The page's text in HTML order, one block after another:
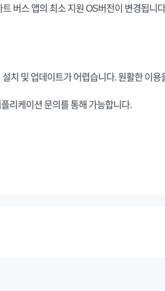
버스 앱의 최소 지원 OS버전이 변경됩니
치 및 업데이트가 어렵습니다. 원활한 이
리케이션 문의를 통해 가능합니다.